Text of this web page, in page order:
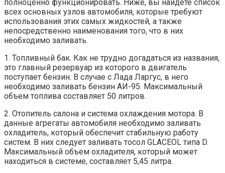
полноценно функционировать. Ниже, вы найдете список
всех основных узлов автомобиля, которые требуют
использования этих самых жидкостей, а также
непосредственно наименования того, что в них
необходимо заливать.
1. Топливный бак. Как не трудно догадаться из названия,
это главный резервуар из которого в двигатель
поступает бензин. В случае с Лада Ларгус, в него
необходимо заливать бензин АИ-95. Максимальный
объем топлива составляет 50 литров.
2. Отопитель салона и система охлаждения мотора. В
данные агрегаты автомобиля необходимо заливать
охладитель, который обеспечит стабильную работу
систем. В них следует заливать тосол GLACEOL типа D.
Максимальный объем охладителя, который может
находиться в системе, составляет 5,45 литра.